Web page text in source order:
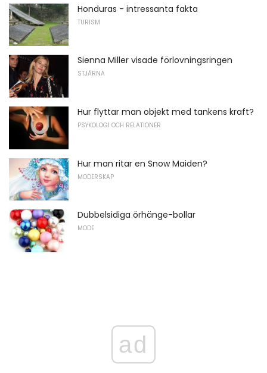
Honduras - intressanta fakta
TURISM
Sienna Miller visade förlovningsringen
STJÄRNA
Hur flyttar man objekt med tankens kraft?
PSYKOLOGI OCH RELATIONER
Hur man ritar en Snow Maiden?
MODERSKAP
Dubbelsidiga örhänge-bollar
MODE
ad